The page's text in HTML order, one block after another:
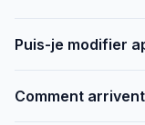
nécessaire.
Puis-je modifier
Comment